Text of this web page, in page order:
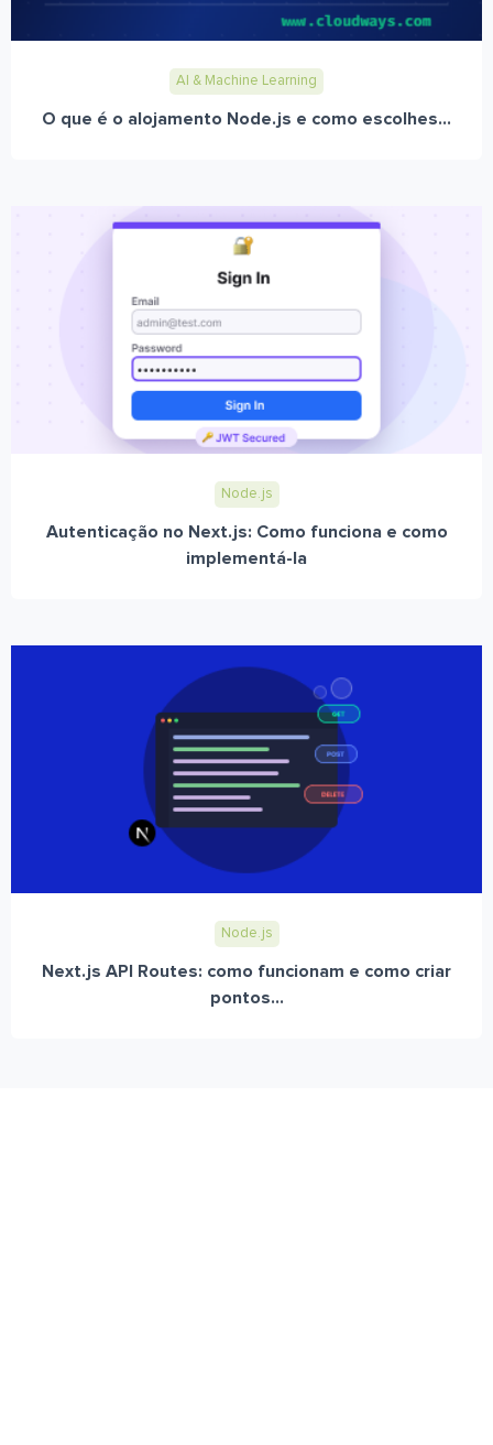
AI & Machine Learning
O que é o alojamento Node.js e como escolhes...
Node.js
Autenticação no Next.js: Como funciona e como
implementá-la
Node.js
Next.js API Routes: como funcionam e como criar
pontos...